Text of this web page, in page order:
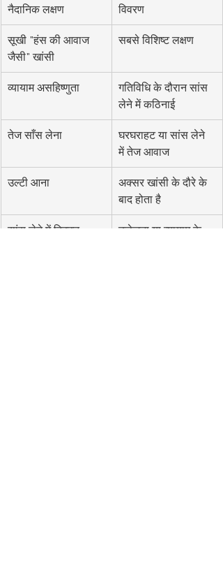
नैदानिक लक्षण विवरण
सूखी "हंस की आवाज
जैसी" खांसी
सबसे विशिष्ट लक्षण
व्यायाम असहिष्णुता
गतिविधि के दौरान सांस
लेने में कठिनाई
तेज साँस लेना
घरघराहट या सांस लेने
में तेज आवाज
उल्टी आना
अक्सर खांसी के दौरे के
बाद होता है
सांस लेने में दिक्क्त
उत्तेजना या व्यायाम के